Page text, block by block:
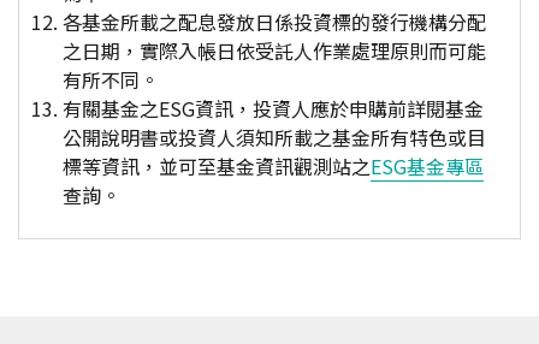
各基金所載之配息發放日係投資標的發行機構分配
之日期，實際入帳日依受託人作業處理原則而可能
有所不同。
有關基金之ESG資訊，投資人應於申購前詳閱基金
公開說明書或投資人須知所載之基金所有特色或目
標等資訊，並可至基金資訊觀測站之ESG基金專區
查詢。